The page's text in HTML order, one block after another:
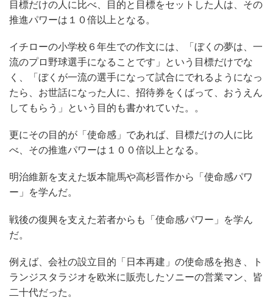
目標だけの人に比べ、目的と目標をセットした人は、その
推進パワーは１０倍以上となる。
イチローの小学校６年生での作文には、「ぼくの夢は、一
流のプロ野球選手になることです」という目標だけでな
く、「ぼくが一流の選手になって試合にでれるようになっ
たら、お世話になった人に、招待券をくばって、おうえん
してもらう」という目的も書かれていた。。
更にその目的が「使命感」であれば、目標だけの人に比
べ、その推進パワーは１００倍以上となる。
明治維新を支えた坂本龍馬や高杉晋作から「使命感パワ
ー」を学んだ。
戦後の復興を支えた若者からも「使命感パワー」を学ん
だ。
例えば、会社の設立目的「日本再建」の使命感を抱き、ト
ランジスタラジオを欧米に販売したソニーの営業マン、皆
二十代だった。